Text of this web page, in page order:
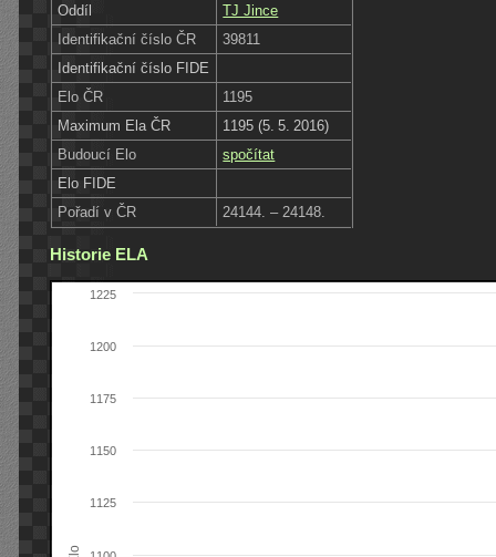
Oddíl
TJ Jince
Identifikační číslo ČR
39811
Identifikační číslo FIDE
Elo ČR
1195
Maximum Ela ČR
1195 (5. 5. 2016)
Budoucí Elo
spočítat
Elo FIDE
Pořadí v ČR
24144. – 24148.
Historie ELA
1125
1150
1175
1200
1225